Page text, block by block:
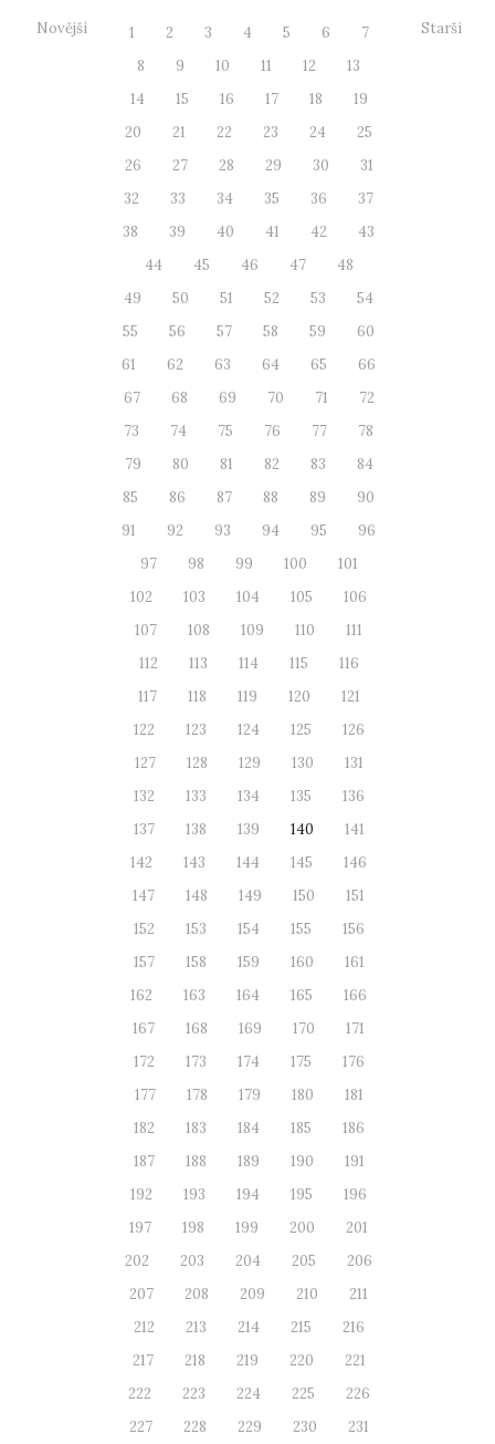
Novější 1 2 3 4 5 6
7
8
9 10 11 12
13
14
15 16 17 18
19
20
21 22 23 24
25
26
27 28 29 30
31
32
33 34 35 36
37
38
39 40 41 42
43
44
45 46 47
48
49
50 51 52 53
54
55
56 57 58 59
60
61
62 63 64 65
66
67
68 69 70 71
72
73
74 75 76 77
78
79
80 81 82 83
84
85
86 87 88 89
90
91
92 93 94 95
96
97
98 99 100
101
102
103 104 105
106
107
108 109 110
111
112
113 114 115
116
117
118 119 120
121
122
123 124 125
126
127
128 129 130
131
132
133 134 135
136
137
138 139 140
141
142
143 144 145
146
147
148 149 150
151
152
153 154 155
156
157
158 159 160
161
162
163 164 165
166
167
168 169 170
171
172
173 174 175
176
177
178 179 180
181
182
183 184 185
186
187
188 189 190
191
192
193 194 195
196
197
198 199 200
201
202
203 204 205
206
207
208 209 210
211
212
213 214 215
216
217
218 219 220
221
222
223 224 225
226
227
228 229 230
231
Starší